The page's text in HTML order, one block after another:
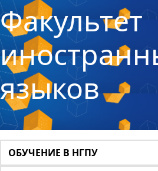
Факультет
языков
ОБУЧЕНИЕ В НГПУ